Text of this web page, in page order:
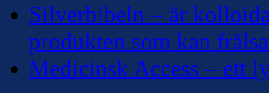
Silverbibeln – är
produkten som kan
Medicinsk Access – ett